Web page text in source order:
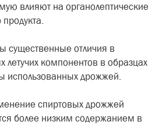
влияют на органолептические
существенные отличия в
летучих компонентов в образцах
использованных дрожжей.
спиртовых дрожжей
более низким содержанием в